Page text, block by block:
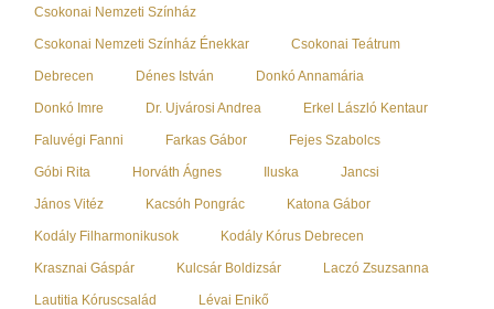
Csokonai Nemzeti Színház
Csokonai Nemzeti Színház Énekkar Csokonai Teátrum
Debrecen Dénes István Donkó Annamária
Donkó Imre Dr. Ujvárosi Andrea Erkel László Kentaur
Faluvégi Fanni Farkas Gábor Fejes Szabolcs
Góbi Rita Horváth Ágnes Iluska Jancsi
János Vitéz Kacsóh Pongrác Katona Gábor
Kodály Filharmonikusok Kodály Kórus Debrecen
Krasznai Gáspár Kulcsár Boldizsár Laczó Zsuzsanna
Lautitia Kóruscsalád Lévai Enikő